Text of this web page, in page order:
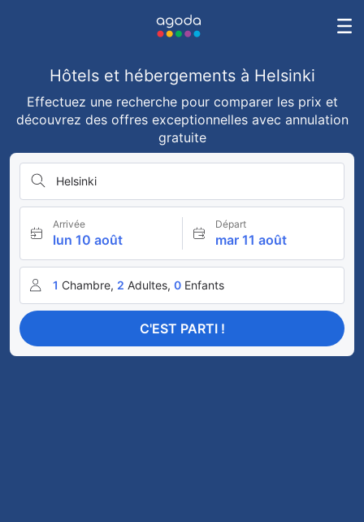
Hôtels et hébergements à Helsinki
Effectuez une recherche pour comparer les prix et
découvrez des offres exceptionnelles avec annulation
gratuite
Helsinki
Arrivée
lun 10 août
Départ
mar 11 août
1 Chambre, 2 Adultes, 0 Enfants
C'EST PARTI !